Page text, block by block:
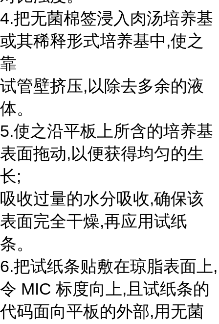
4.把无菌棉签浸入肉汤培养基
或其稀释形式培养基中,使之
靠
试管壁挤压,以除去多余的液
体。
5.使之沿平板上所含的培养基
表面拖动,以便获得均匀的生
长;
吸收过量的水分吸收,确保该
表面完全干燥,再应用试纸
条。
6.把试纸条贴敷在琼脂表面上,
令 MIC 标度向上,且试纸条的
代码面向平板的外部,用无菌